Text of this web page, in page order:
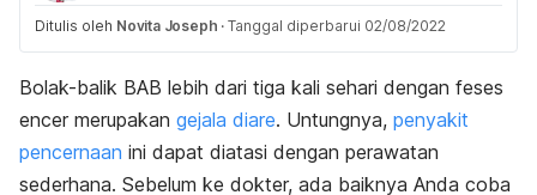
Ditulis oleh Novita Joseph · Tanggal diperbarui 02/08/2022
Bolak-balik BAB lebih dari tiga kali sehari dengan feses
encer merupakan gejala diare. Untungnya, penyakit
pencernaan ini dapat diatasi dengan perawatan
sederhana. Sebelum ke dokter, ada baiknya Anda coba